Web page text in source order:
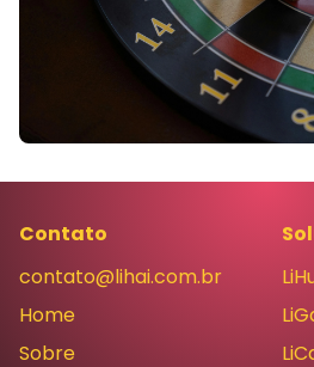
Contato
contato@lihai.com.br
Home
Sobre